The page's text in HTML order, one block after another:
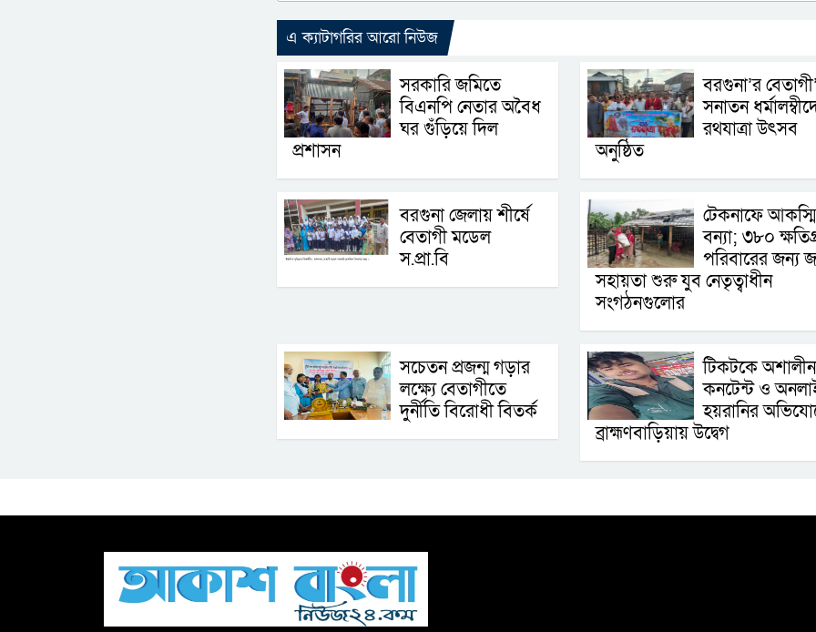
এ ক্যাটাগরির আরো নিউজ
সরকারি জমিতে
বিএনপি নেতার অবৈধ
ঘর গুঁড়িয়ে দিল
প্রশাসন
বরগুনা’র
সনাতন
রথযাত্রা উৎসব
অনুষ্ঠিত
বরগুনা জেলায় শীর্ষে
বেতাগী মডেল
স.প্রা.বি
টেকনাফে
বন্যা; ৩৮০
পরিবারের জন্য
সহায়তা শুরু যুব নেতৃত্বাধীন
সংগঠনগুলোর
সচেতন প্রজন্ম গড়ার
লক্ষ্যে বেতাগীতে
দুর্নীতি বিরোধী বিতর্ক
টিকটকে অশালীন
কনটেন্ট ও
হয়রানির
ব্রাহ্মণবাড়িয়ায় উদ্বেগ